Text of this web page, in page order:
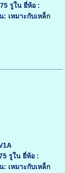
รูใน ยี่ห้อ :
: เหมาะกับเหล็ก
รูใน ยี่ห้อ :
: เหมาะกับเหล็ก